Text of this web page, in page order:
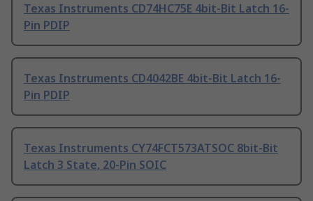
Texas Instruments CD74HC75E 4bit-Bit Latch 16-
Pin PDIP
Texas Instruments CD4042BE 4bit-Bit Latch 16-
Pin PDIP
Texas Instruments CY74FCT573ATSOC 8bit-Bit
Latch 3 State, 20-Pin SOIC